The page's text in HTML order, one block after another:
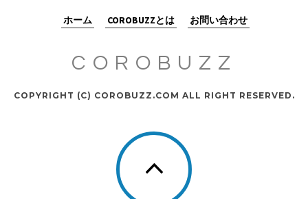
ホーム COROBUZZとは お問い合わせ
COROBUZZ
COPYRIGHT (C) COROBUZZ.COM ALL RIGHT RESERVED.